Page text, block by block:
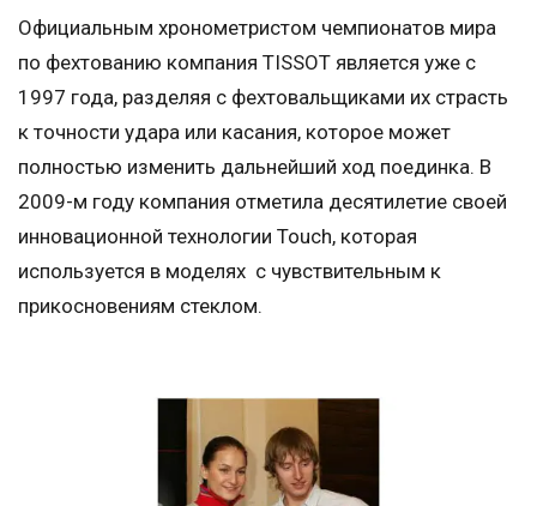
Официальным хронометристом чемпионатов мира
по фехтованию компания TISSOT является уже с
1997 года, разделяя с фехтовальщиками их страсть
к точности удара или касания, которое может
полностью изменить дальнейший ход поединка. В
2009-м году компания отметила десятилетие своей
инновационной технологии Touch, которая
используется в моделях с чувствительным к
прикосновениям стеклом.